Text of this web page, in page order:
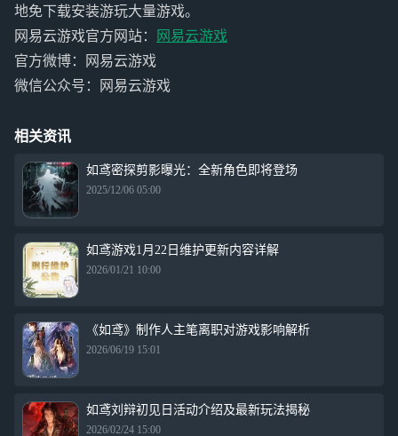
地免下载安装游玩大量游戏。
网易云游戏官方网站：
网易云游戏
官方微博：网易云游戏
微信公众号：网易云游戏
相关资讯
如鸢密探剪影曝光：全新角色即将登场
2025/12/06 05:00
如鸢游戏1月22日维护更新内容详解
2026/01/21 10:00
《如鸢》制作人主笔离职对游戏影响解析
2026/06/19 15:01
如鸢刘辩初见日活动介绍及最新玩法揭秘
2026/02/24 15:00